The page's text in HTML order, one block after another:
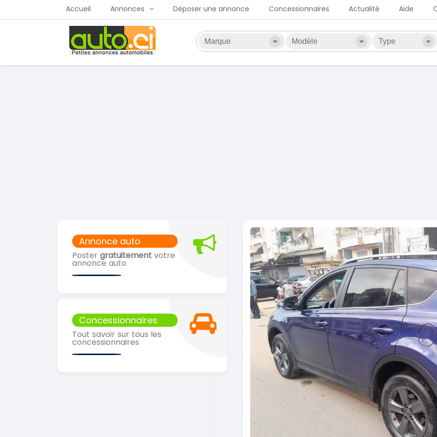
Accueil Annonces Déposer une annonce Concessionnaires Actualité Aide
Annonce auto
Poster gratuitement votre
annonce auto
Concessionnaires
Tout savoir sur tous les
concessionnaires
Previous